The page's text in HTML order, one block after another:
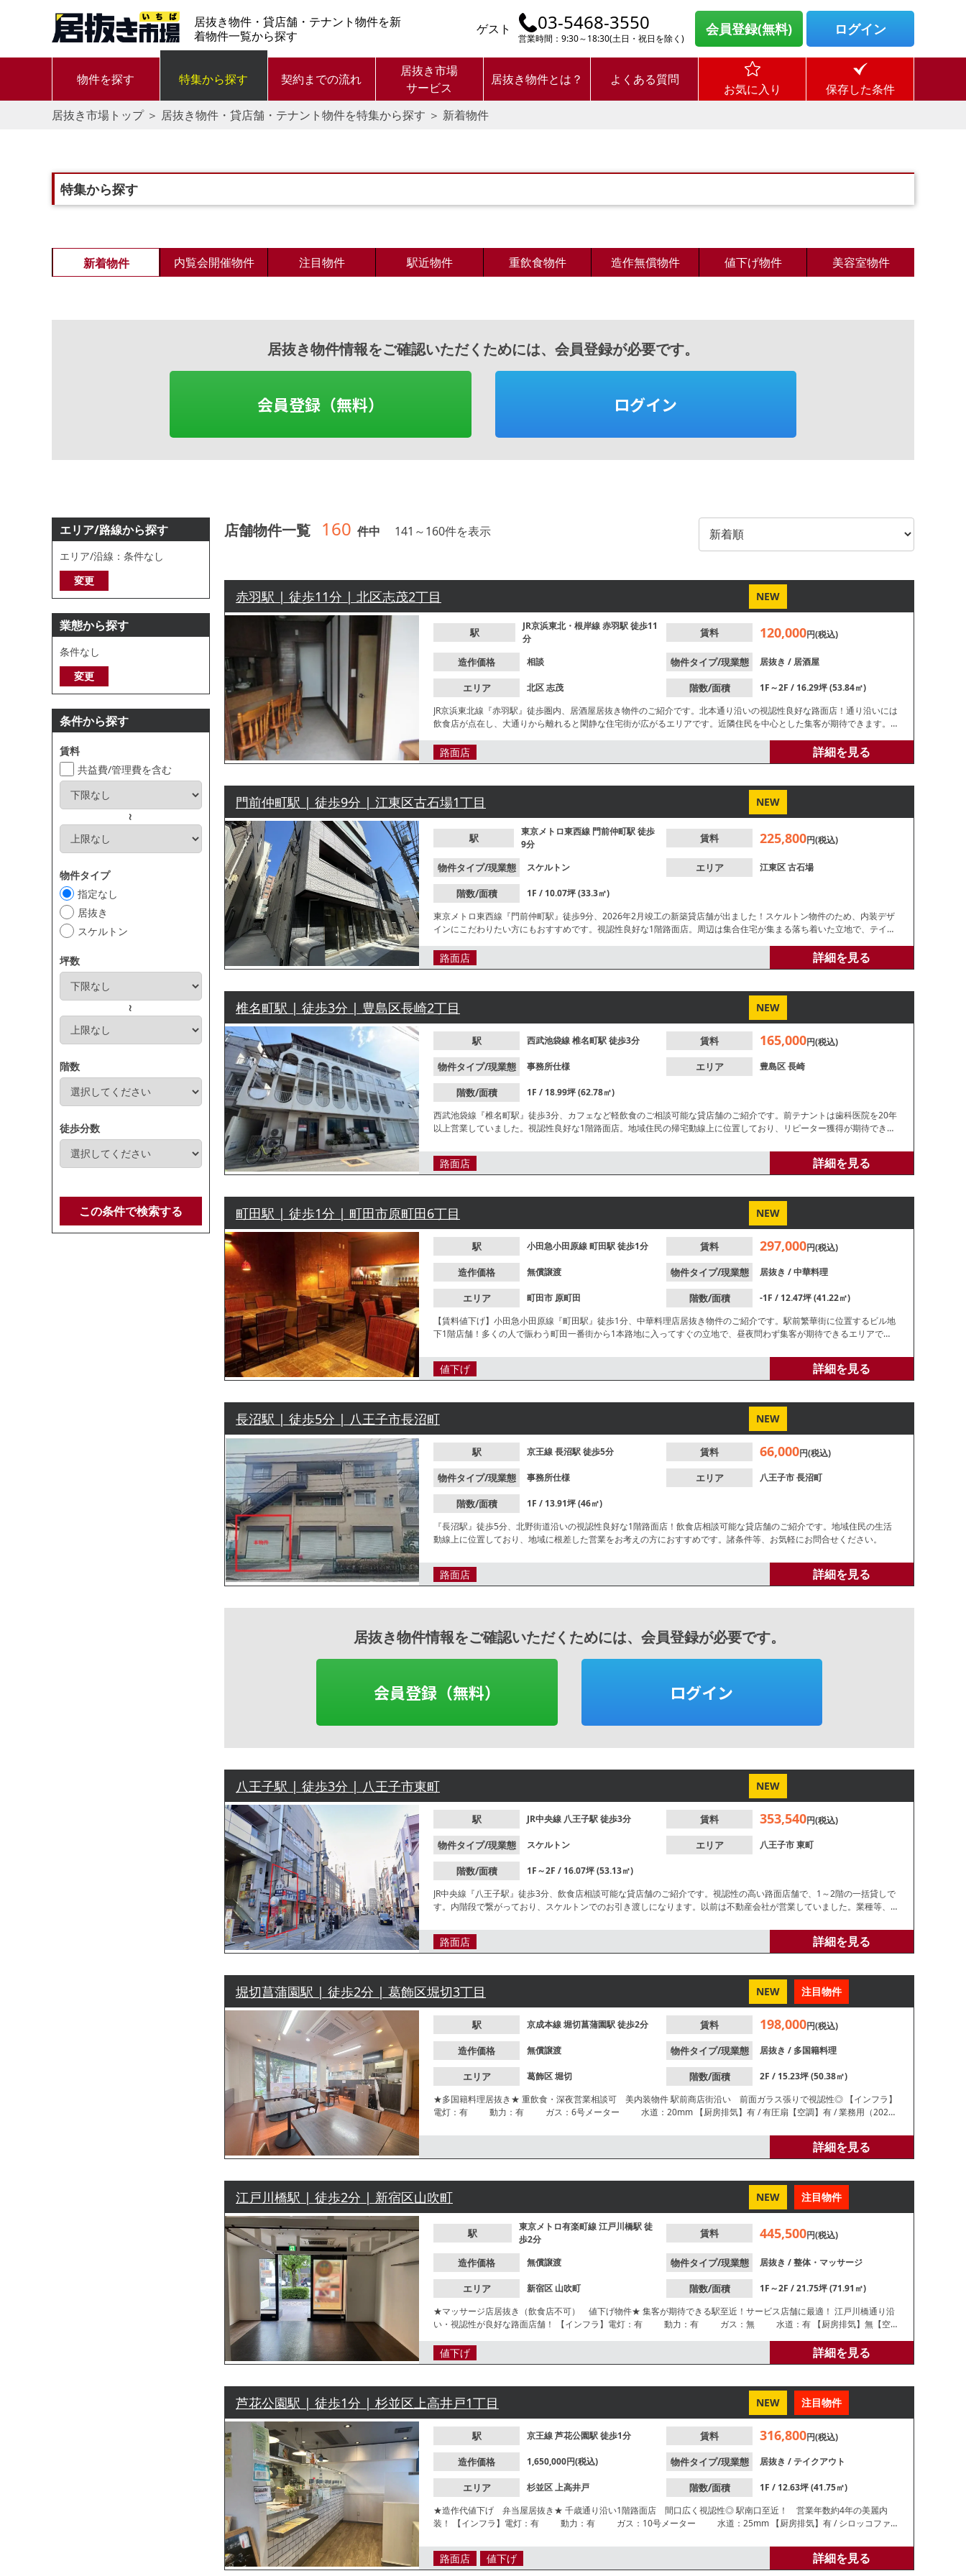
居抜き物件・貸店舗・テナント物件を新
着物件一覧から探す
ゲスト 03-5468-3550
営業時間：9:30～18:30(土日・祝日を除く)
会員登録(無料) ログイン
物件を探す 特集から探す 契約までの流れ
居抜き市場
サービス
居抜き物件とは？ よくある質問
お気に入り
保存した条件
居抜き市場トップ＞ 居抜き物件・貸店舗・テナント物件を特集から探す ＞ 新着物件
特集から探す
新着物件 内覧会開催物件 注目物件 駅近物件 重飲食物件 造作無償物件 値下げ物件 美容室物件
居抜き物件情報をご確認いただくためには、会員登録が必要です。
会員登録（無料） ログイン
エリア/路線から探す
エリア/沿線：条件なし
変更
業態から探す
条件なし
変更
条件から探す
賃料
共益費/管理費を含む
～
物件タイプ
指定なし
居抜き
スケルトン
坪数
～
階数
徒歩分数
この条件で検索する
店舗物件一覧 160 件中 141 ～160件を表示
赤羽駅 | 徒歩11分 | 北区志茂2丁目 NEW
駅
JR京浜東北・根岸線赤羽駅徒歩11
分
賃料 120,000円(税込)
造作価格 相談 物件タイプ/現業態 居抜き / 居酒屋
エリア 北区志茂 階数/面積
1F～2F / 16.29坪 (53.84㎡)
JR京浜東北線『赤羽駅』徒歩圏内、居酒屋居抜き物件のご紹介です。北本通り沿いの視認性良好な路面店！通り沿いには
飲食店が点在し、大通りから離れると閑静な住宅街が広がるエリアです。近隣住民を中心とした集客が期待できます。諸
路面店 詳細を見る
門前仲町駅 | 徒歩9分 | 江東区古石場1丁目 NEW
駅
東京メトロ東西線 門前仲町駅徒歩
9分
賃料 225,800円(税込)
物件タイプ/現業態 スケルトン エリア 江東区古石場
階数/面積
1F / 10.07坪 (33.3㎡)
東京メトロ東西線『門前仲町駅』徒歩9分、2026年2月竣工の新築貸店舗が出ました！スケルトン物件のため、内装デザ
インにこだわりたい方にもおすすめです。視認性良好な1階路面店。周辺は集合住宅が集まる落ち着いた立地で、テイク
路面店 詳細を見る
椎名町駅 | 徒歩3分 | 豊島区長崎2丁目 NEW
駅 西武池袋線椎名町駅徒歩3分 賃料 165,000円(税込)
物件タイプ/現業態 事務所仕様 エリア 豊島区長崎
階数/面積
1F / 18.99坪 (62.78㎡)
西武池袋線『椎名町駅』徒歩3分、カフェなど軽飲食のご相談可能な貸店舗のご紹介です。前テナントは歯科医院を20年
以上営業していました。視認性良好な1階路面店。地域住民の帰宅動線上に位置しており、リピーター獲得が期待できま
路面店 詳細を見る
町田駅 | 徒歩1分 | 町田市原町田6丁目 NEW
駅 小田急小田原線町田駅徒歩1分 賃料 297,000円(税込)
造作価格 無償譲渡 物件タイプ/現業態 居抜き /中華料理
エリア 町田市 原町田 階数/面積
-1F / 12.47坪 (41.22㎡)
【賃料値下げ】小田急小田原線『町田駅』徒歩1分、中華料理店居抜き物件のご紹介です。駅前繁華街に位置するビル地
下1階店舗！多くの人で賑わう町田一番街から1本路地に入ってすぐの立地で、昼夜問わず集客が期待できるエリアで
値下げ 詳細を見る
長沼駅 | 徒歩5分 | 八王子市長沼町 NEW
駅 京王線長沼駅徒歩5分 賃料 66,000円(税込)
物件タイプ/現業態 事務所仕様 エリア 八王子市長沼町
階数/面積
1F / 13.91坪 (46㎡)
『長沼駅』徒歩5分、北野街道沿いの視認性良好な1階路面店！飲食店相談可能な貸店舗のご紹介です。地域住民の生活
動線上に位置しており、地域に根差した営業をお考えの方におすすめです。諸条件等、お気軽にお問合せください。
路面店 詳細を見る
居抜き物件情報をご確認いただくためには、会員登録が必要です。
会員登録（無料） ログイン
八王子駅 | 徒歩3分 | 八王子市東町 NEW
駅 JR中央線 八王子駅徒歩3分 賃料 353,540円(税込)
物件タイプ/現業態 スケルトン エリア 八王子市東町
階数/面積
1F～2F / 16.07坪 (53.13㎡)
JR中央線『八王子駅』徒歩3分、飲食店相談可能な貸店舗のご紹介です。視認性の高い路面店舗で、1～2階の一括貸しで
す。内階段で繋がっており、スケルトンでのお引き渡しになります。以前は不動産会社が営業していました。業種等、お
路面店 詳細を見る
堀切菖蒲園駅 | 徒歩2分 | 葛飾区堀切3丁目 NEW 注目物件
駅 京成本線堀切菖蒲園駅徒歩2分 賃料 198,000円(税込)
造作価格 無償譲渡 物件タイプ/現業態 居抜き / 多国籍料理
エリア 葛飾区堀切 階数/面積
2F / 15.23坪 (50.38㎡)
★多国籍料理居抜き★ 重飲食・深夜営業相談可 美内装物件 駅前商店街沿い 前面ガラス張りで視認性◎ 【インフラ】
電灯：有 動力：有 ガス：6号メーター 水道：20mm 【厨房排気】有 / 有圧扇【空調】有 / 業務用（2026
限】特になし 【不可業態】特になし【引渡状態】居抜き ※本紙記載の店舗情報は正確性を保証するものではござい
詳細を見る
江戸川橋駅 | 徒歩2分 | 新宿区山吹町 NEW 注目物件
駅
東京メトロ有楽町線江戸川橋駅徒
歩2分
賃料 445,500円(税込)
造作価格 無償譲渡 物件タイプ/現業態 居抜き /整体・マッサージ
エリア 新宿区 山吹町 階数/面積
1F～2F / 21.75坪 (71.91㎡)
★マッサージ店居抜き（飲食店不可） 値下げ物件★ 集客が期待できる駅至近！サービス店舗に最適！ 江戸川橋通り沿
い・視認性が良好な路面店舗！ 【インフラ】電灯：有 動力：有 ガス：無 水道：有 【厨房排気】無【空
制限】特になし 【不可業態】飲食店、物販、展示場【引渡状態】居抜き 【間口】約3.7ｍ 【天高】1階2.6ｍ、2階
2.4ｍ ※店舗情報は正確性を保証するものではございません。
値下げ 詳細を見る
芦花公園駅 | 徒歩1分 | 杉並区上高井戸1丁目 NEW 注目物件
駅 京王線芦花公園駅徒歩1分 賃料 316,800円(税込)
造作価格 1,650,000円(税込) 物件タイプ/現業態 居抜き / テイクアウト
エリア 杉並区上高井戸 階数/面積
1F / 12.63坪 (41.75㎡)
★造作代値下げ 弁当屋居抜き★ 千歳通り沿い1階路面店 間口広く視認性◎ 駅南口至近！ 営業年数約4年の美麗内
装！ 【インフラ】電灯：有 動力：有 ガス：10号メーター 水道：25mm 【厨房排気】有 / シロッコファン
約4年【空調】有 / 業務用 【不可業態】煙・臭いの強い業態不可【引渡状態】居抜き 【営業時間制限】24時まで ※
店舗情報は正確性を保証するものではございません。
路面店 値下げ 詳細を見る